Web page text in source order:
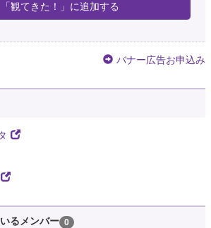
「観てきた！」に追加する
バナー広告お申込み
るメンバー 0